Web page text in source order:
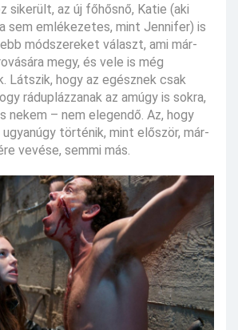
sikerült, az új főhősnő, Katie (aki
sem emlékezetes, mint Jennifer) is
módszereket választ, ami már-
megy, és vele is még
Látszik, hogy az egésznek csak
ráduplázzanak az amúgy is sokra,
nekem – nem elegendő. Az, hogy
történik, mint először, már-
vevése, semmi más.